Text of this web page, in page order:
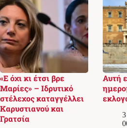
«Ε όχι κι έτσι βρε
Μαρίες» – Ιδρυτικό
στέλεχος καταγγέλλει
Καρυστιανού και
Γρατσία
Αυτή